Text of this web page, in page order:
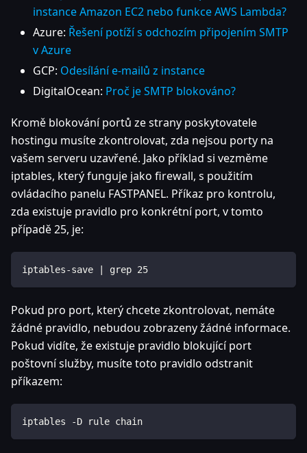
instance Amazon EC2 nebo funkce AWS Lambda?
Azure: Řešení potíží s odchozím připojením SMTP
v Azure
GCP: Odesílání e-mailů z instance
DigitalOcean: Proč je SMTP blokováno?
Kromě blokování portů ze strany poskytovatele
hostingu musíte zkontrolovat, zda nejsou porty na
vašem serveru uzavřené. Jako příklad si vezměme
iptables, který funguje jako firewall, s použitím
ovládacího panelu FASTPANEL. Příkaz pro kontrolu,
zda existuje pravidlo pro konkrétní port, v tomto
případě 25, je:
iptables-save | grep 25
Pokud pro port, který chcete zkontrolovat, nemáte
žádné pravidlo, nebudou zobrazeny žádné informace.
Pokud vidíte, že existuje pravidlo blokující port
poštovní služby, musíte toto pravidlo odstranit
příkazem:
iptables -D rule chain